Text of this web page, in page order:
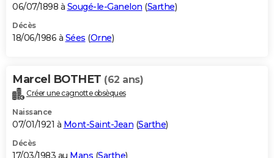
06/07/1898 à Sougé-le-Ganelon (Sarthe)
Décès
18/06/1986 à Sées (Orne)
Marcel BOTHET (62 ans)
Créer une cagnotte obsèques
Naissance
07/01/1921 à Mont-Saint-Jean (Sarthe)
Décès
17/03/1983 au Mans (Sarthe)